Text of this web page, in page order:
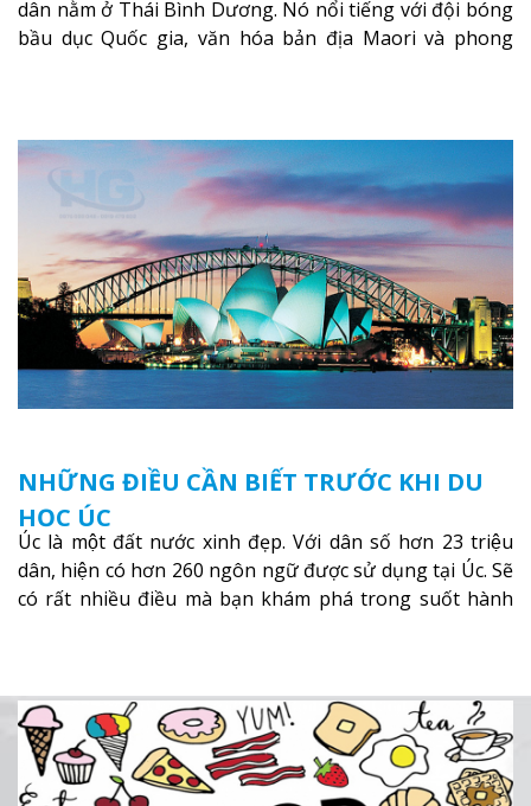
dân nằm ở Thái Bình Dương. Nó nổi tiếng với đội bóng
bầu dục Quốc gia, văn hóa bản địa Maori và phong
NHỮNG ĐIỀU CẦN BIẾT TRƯỚC KHI DU
HỌC ÚC
Úc là một đất nước xinh đẹp. Với dân số hơn 23 triệu
dân, hiện có hơn 260 ngôn ngữ được sử dụng tại Úc. Sẽ
có rất nhiều điều mà bạn khám phá trong suốt hành